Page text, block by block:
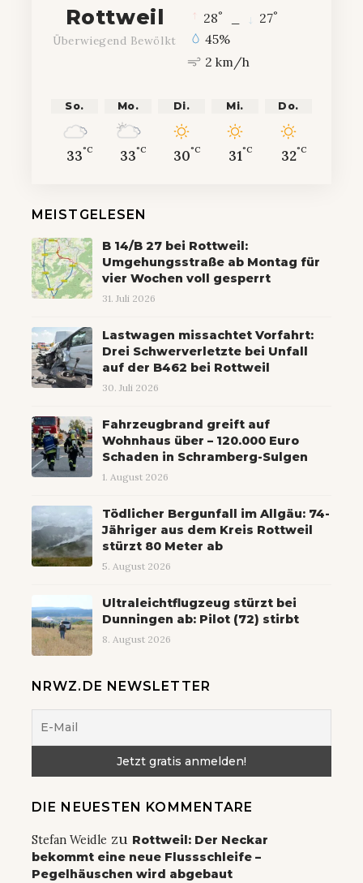
Rottweil
Überwiegend Bewölkt
28° 27°
45%
2 km/h
So.
33°C
Mo.
33°C
Di.
30°C
Mi.
31°C
Do.
32°C
MEISTGELESEN
B 14/B 27 bei Rottweil:
Umgehungsstraße ab Montag für
vier Wochen voll gesperrt
31. Juli 2026
Lastwagen missachtet Vorfahrt:
Drei Schwerverletzte bei Unfall
auf der B462 bei Rottweil
30. Juli 2026
Fahrzeugbrand greift auf
Wohnhaus über – 120.000 Euro
Schaden in Schramberg-Sulgen
1. August 2026
Tödlicher Bergunfall im Allgäu: 74-
Jähriger aus dem Kreis Rottweil
stürzt 80 Meter ab
5. August 2026
Ultraleichtflugzeug stürzt bei
Dunningen ab: Pilot (72) stirbt
8. August 2026
NRWZ.DE NEWSLETTER
DIE NEUESTEN KOMMENTARE
Stefan Weidle zu Rottweil: Der Neckar
bekommt eine neue Flussschleife –
Pegelhäuschen wird abgebaut